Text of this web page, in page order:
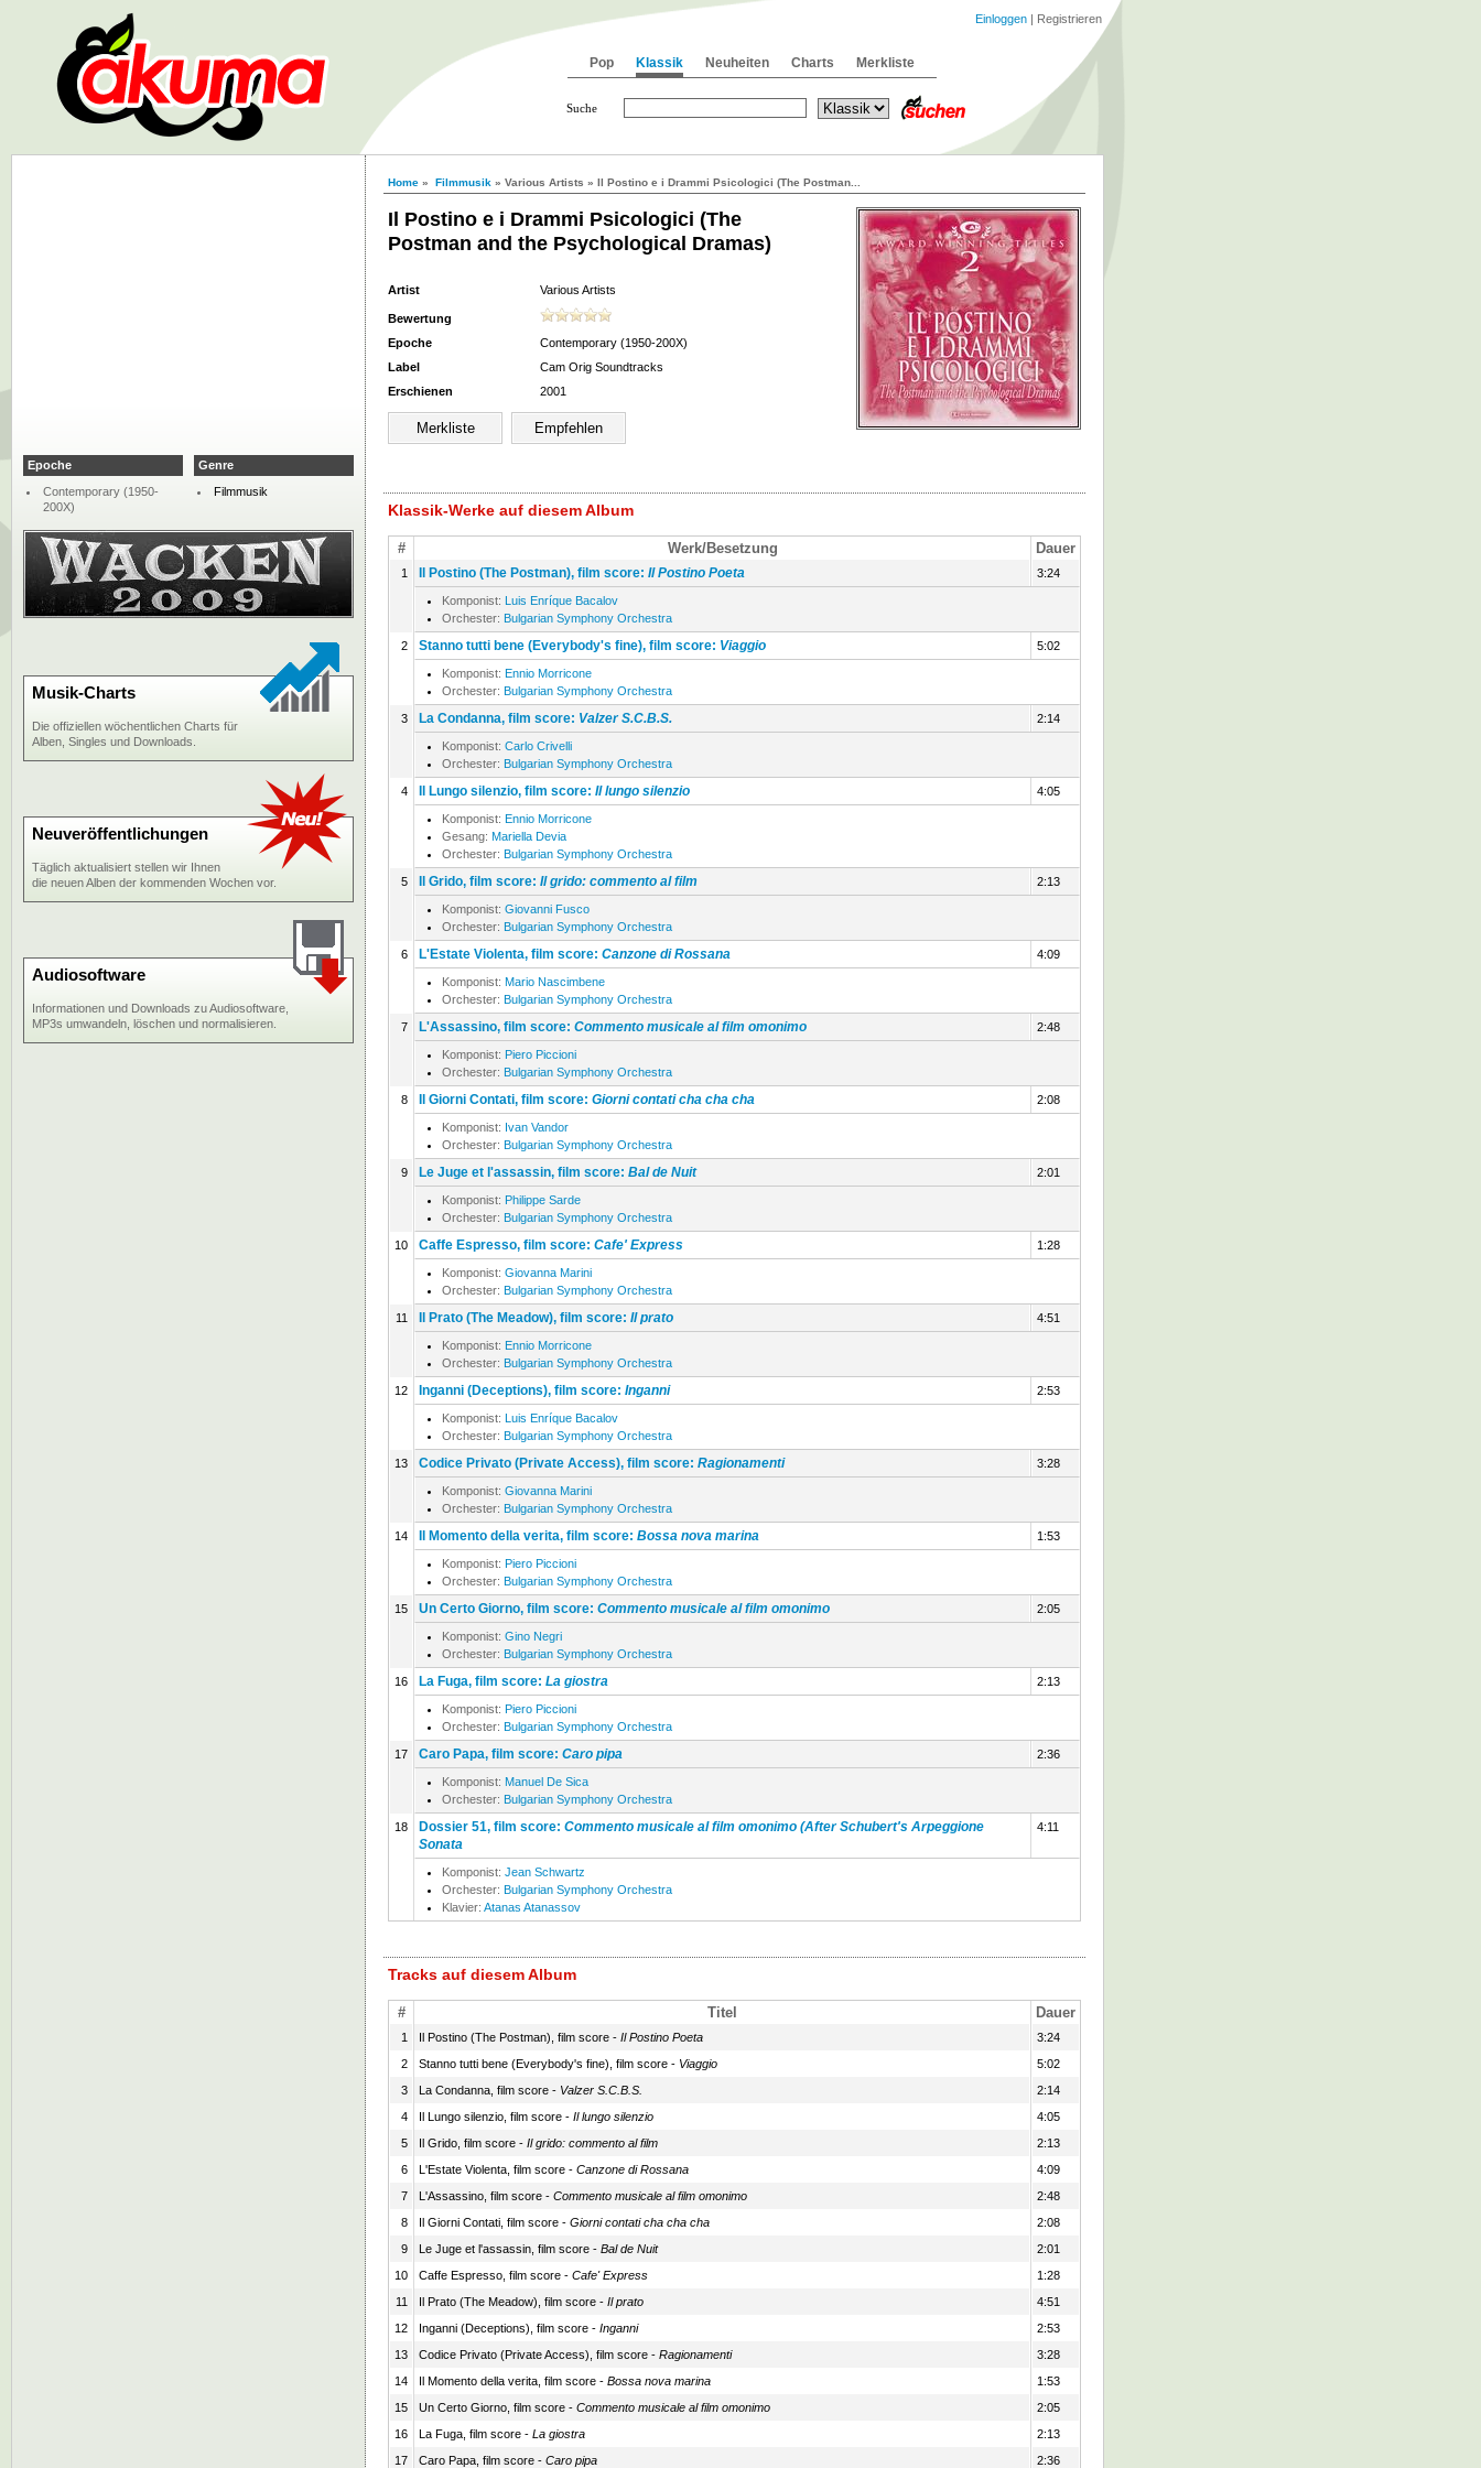
Home » Filmmusik » Various Artists » Il Postino e i Drammi Psicologici (The Postman...
Il Postino e i Drammi Psicologici (The
Postman and the Psychological Dramas)
Artist Various Artists
Bewertung
Epoche
Contemporary (1950-200X)
Label
Cam Orig Soundtracks
Erschienen
2001
Klassik-Werke auf diesem Album
# Werk/Besetzung Dauer
1 Il Postino (The Postman), film score: Il Postino Poeta 3:24
Komponist: Luis Enríque Bacalov
Orchester: Bulgarian Symphony Orchestra
2 Stanno tutti bene (Everybody's fine), film score: Viaggio 5:02
Komponist: Ennio Morricone
Orchester: Bulgarian Symphony Orchestra
3 La Condanna, film score: Valzer S.C.B.S. 2:14
Komponist: Carlo Crivelli
Orchester: Bulgarian Symphony Orchestra
4 Il Lungo silenzio, film score: Il lungo silenzio 4:05
Komponist: Ennio Morricone
Gesang: Mariella Devia
Orchester: Bulgarian Symphony Orchestra
5 Il Grido, film score: Il grido: commento al film 2:13
Komponist: Giovanni Fusco
Orchester: Bulgarian Symphony Orchestra
6 L'Estate Violenta, film score: Canzone di Rossana 4:09
Komponist: Mario Nascimbene
Orchester: Bulgarian Symphony Orchestra
7 L'Assassino, film score: Commento musicale al film omonimo 2:48
Komponist: Piero Piccioni
Orchester: Bulgarian Symphony Orchestra
8 Il Giorni Contati, film score: Giorni contati cha cha cha 2:08
Komponist: Ivan Vandor
Orchester: Bulgarian Symphony Orchestra
9 Le Juge et l'assassin, film score: Bal de Nuit 2:01
Komponist: Philippe Sarde
Orchester: Bulgarian Symphony Orchestra
10 Caffe Espresso, film score: Cafe' Express 1:28
Komponist: Giovanna Marini
Orchester: Bulgarian Symphony Orchestra
11 Il Prato (The Meadow), film score: Il prato 4:51
Komponist: Ennio Morricone
Orchester: Bulgarian Symphony Orchestra
12 Inganni (Deceptions), film score: Inganni 2:53
Komponist: Luis Enríque Bacalov
Orchester: Bulgarian Symphony Orchestra
13 Codice Privato (Private Access), film score: Ragionamenti 3:28
Komponist: Giovanna Marini
Orchester: Bulgarian Symphony Orchestra
14 Il Momento della verita, film score: Bossa nova marina 1:53
Komponist: Piero Piccioni
Orchester: Bulgarian Symphony Orchestra
15 Un Certo Giorno, film score: Commento musicale al film omonimo 2:05
Komponist: Gino Negri
Orchester: Bulgarian Symphony Orchestra
16 La Fuga, film score: La giostra 2:13
Komponist: Piero Piccioni
Orchester: Bulgarian Symphony Orchestra
17 Caro Papa, film score: Caro pipa 2:36
Komponist: Manuel De Sica
Orchester: Bulgarian Symphony Orchestra
18 Dossier 51, film score: Commento musicale al film omonimo (After Schubert's Arpeggione
Sonata
4:11
Komponist: Jean Schwartz
Orchester: Bulgarian Symphony Orchestra
Klavier: Atanas Atanassov
Tracks auf diesem Album
# Titel Dauer
1 Il Postino (The Postman), film score - Il Postino Poeta
3:24
2
Stanno tutti bene (Everybody's fine), film score - Viaggio
5:02
3
La Condanna, film score - Valzer S.C.B.S.
2:14
4
Il Lungo silenzio, film score - Il lungo silenzio
4:05
5
Il Grido, film score - Il grido: commento al film
2:13
6
L'Estate Violenta, film score - Canzone di Rossana
4:09
7
L'Assassino, film score - Commento musicale al film omonimo
2:48
8
Il Giorni Contati, film score - Giorni contati cha cha cha
2:08
9
Le Juge et l'assassin, film score - Bal de Nuit
2:01
10
Caffe Espresso, film score - Cafe' Express
1:28
11
Il Prato (The Meadow), film score - Il prato
4:51
12
Inganni (Deceptions), film score - Inganni
2:53
13
Codice Privato (Private Access), film score - Ragionamenti
3:28
14
Il Momento della verita, film score - Bossa nova marina
1:53
15
Un Certo Giorno, film score - Commento musicale al film omonimo
2:05
16
La Fuga, film score - La giostra
2:13
17
Caro Papa, film score - Caro pipa
2:36
Epoche
Contemporary (1950-
200X)
Genre
Filmmusik
Musik-Charts
Die offiziellen wöchentlichen Charts für
Alben, Singles und Downloads.
Neuveröffentlichungen
Täglich aktualisiert stellen wir Ihnen
die neuen Alben der kommenden Wochen vor.
Audiosoftware
Informationen und Downloads zu Audiosoftware,
MP3s umwandeln, löschen und normalisieren.
Pop Klassik Neuheiten Charts Merkliste
Einloggen | Registrieren
Suche